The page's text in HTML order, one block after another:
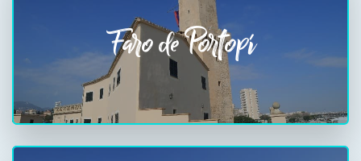
Faro de Portopí